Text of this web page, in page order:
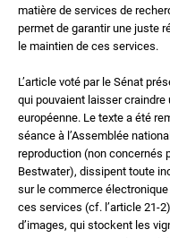
matière de services de
permet de garantir une juste
le maintien de ces services.
L’article voté par le Sénat
qui pouvaient laisser
européenne. Le texte a été
séance à l’Assemblée
reproduction (non concernés
Bestwater), dissipent toute
sur le commerce électronique
ces services (cf. l’article 21-
d’images, qui stockent les